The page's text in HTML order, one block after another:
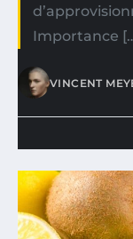
Importance
VINCENT